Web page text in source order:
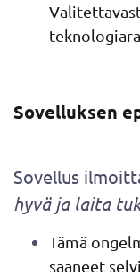
Sovelluksen
Sovellus
hyvä ja laita
Tämä
saaneet